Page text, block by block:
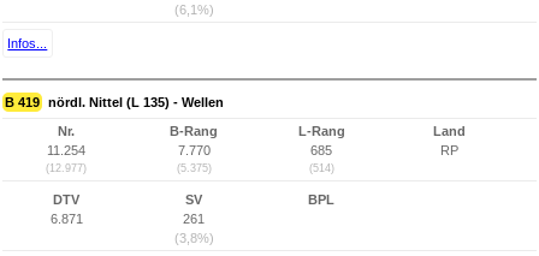
(6,1%)
Infos...
B 419 nördl. Nittel (L 135) - Wellen
Nr.
11.254
(12.977)
B-Rang
7.770
(5.375)
L-Rang
685
(514)
Land
RP
DTV
6.871
SV
261
(3,8%)
BPL